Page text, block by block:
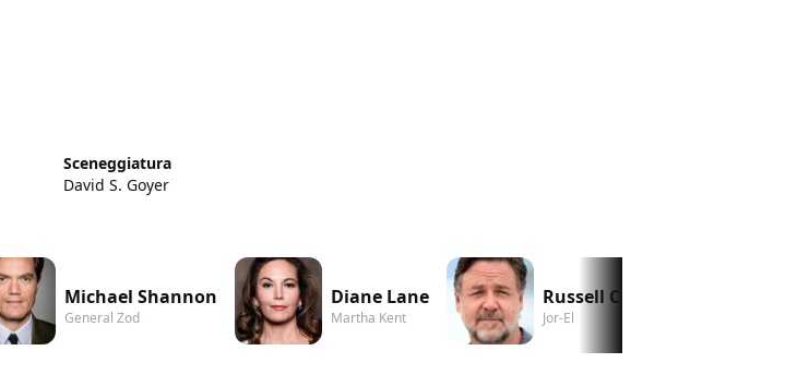
Sceneggiatura
David S. Goyer
Michael Shannon
General Zod
Diane Lane
Martha Kent
Russell Crowe
Jor-El